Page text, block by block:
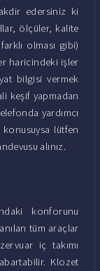
edersiniz ki
ölçüler, kalite
olması gibi)
haricindeki işler
bilgisi vermek
keşif yapmadan
yardımcı
lütfen
alınız.
konforunu
tüm araçlar
iç takımı
Klozet